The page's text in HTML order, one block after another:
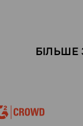
БІЛЬШЕ